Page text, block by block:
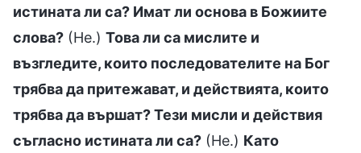
истината ли са? Имат ли основа в Божиите
слова? (Не.) Това ли са мислите и
възгледите, които последователите на Бог
трябва да притежават, и действията, които
трябва да вършат? Тези мисли и действия
съгласно истината ли са? (Не.) Като